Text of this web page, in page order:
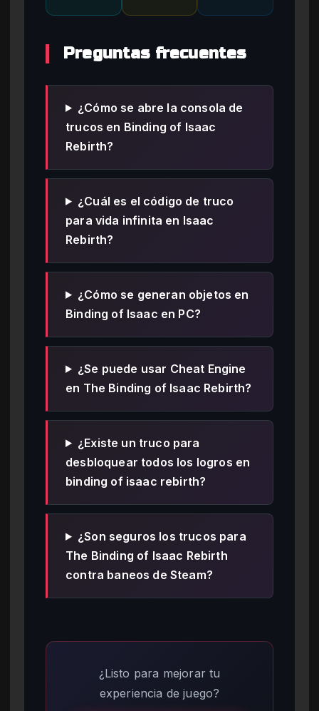
Preguntas frecuentes
¿Cómo se abre la consola de
trucos en Binding of Isaac
Rebirth?
¿Cuál es el código de truco
para vida infinita en Isaac
Rebirth?
¿Cómo se generan objetos en
Binding of Isaac en PC?
¿Se puede usar Cheat Engine
en The Binding of Isaac Rebirth?
¿Existe un truco para
desbloquear todos los logros en
binding of isaac rebirth?
¿Son seguros los trucos para
The Binding of Isaac Rebirth
contra baneos de Steam?
¿Listo para mejorar tu
experiencia de juego?